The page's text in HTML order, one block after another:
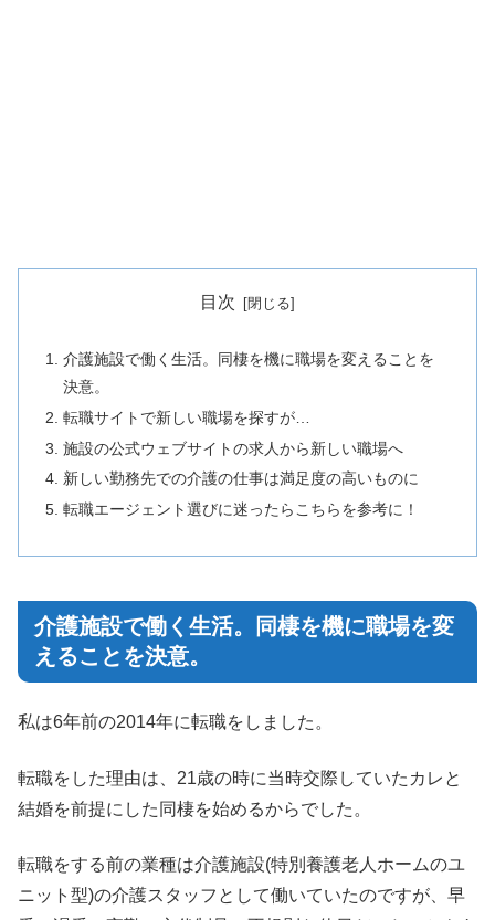
目次
介護施設で働く生活。同棲を機に職場を変えることを
決意。
転職サイトで新しい職場を探すが…
施設の公式ウェブサイトの求人から新しい職場へ
新しい勤務先での介護の仕事は満足度の高いものに
転職エージェント選びに迷ったらこちらを参考に！
介護施設で働く生活。同棲を機に職場を変
えることを決意。
私は6年前の2014年に転職をしました。
転職をした理由は、21歳の時に当時交際していたカレと
結婚を前提にした同棲を始めるからでした。
転職をする前の業種は介護施設(特別養護老人ホームのユ
ニット型)の介護スタッフとして働いていたのですが、早